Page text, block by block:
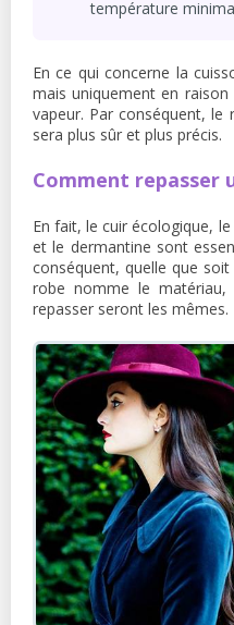
température
En ce qui concerne la
mais uniquement en
vapeur. Par conséquent, le
sera plus sûr et plus précis.
Comment repasser
En fait, le cuir écologique,
et le dermantine sont
conséquent, quelle que
robe nomme le matériau,
repasser seront les mêmes.